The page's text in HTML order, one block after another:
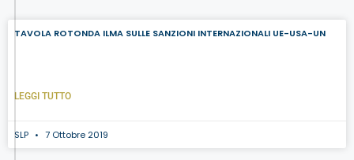
TAVOLA ROTONDA ILMA SULLE SANZIONI INTERNAZIONALI UE-USA-UN
LEGGI TUTTO
SLP 7 Ottobre 2019